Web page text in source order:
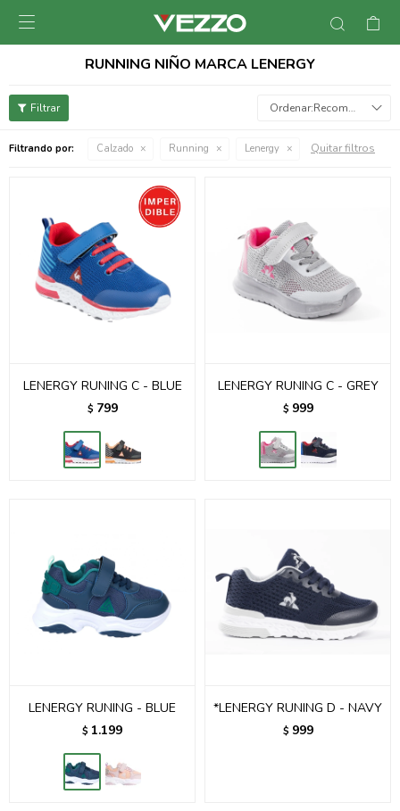

RUNNING NIÑO MARCA LENERGY
Recomendados
Filtrando por: Calzado Running Lenergy Quitar filtros
LENERGY RUNING C - BLUE
$ 799
LENERGY RUNING C - GREY
$ 999
LENERGY RUNING - BLUE
$ 1.199
*LENERGY RUNING D - NAVY
$ 999